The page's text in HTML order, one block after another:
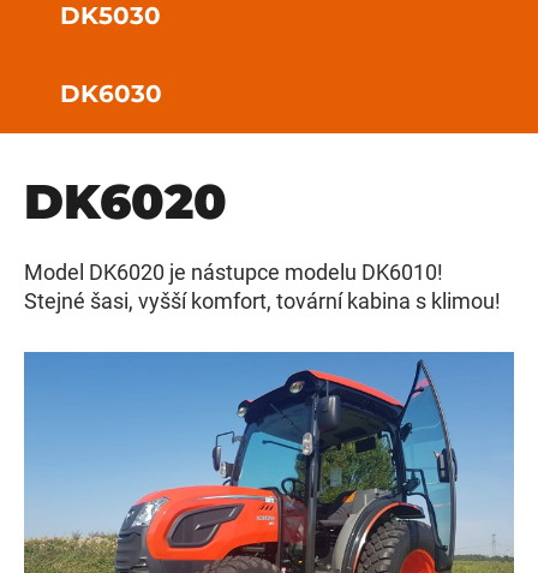
DK5030
DK6030
DK6020
Model DK6020 je nástupce modelu DK6010!
Stejné šasi, vyšší komfort, tovární kabina s klimou!